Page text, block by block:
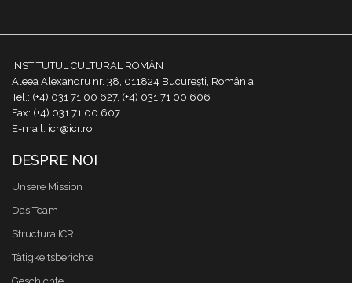
INSTITUTUL CULTURAL ROMÂN
Aleea Alexandru nr. 38, 011824 București, România
Tel.: (+4) 031 71 00 627, (+4) 031 71 00 606
Fax: (+4) 031 71 00 607
E-mail: icr@icr.ro
DESPRE NOI
Unsere Mission
Das Team
Structura ICR
Tätigkeitsberichte